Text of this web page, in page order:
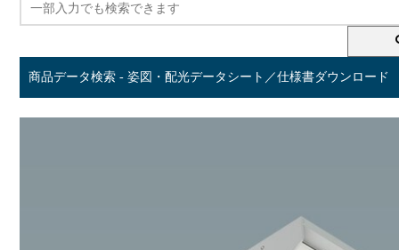
商品データ検索 - 姿図・配光データシート／仕様書ダウンロード